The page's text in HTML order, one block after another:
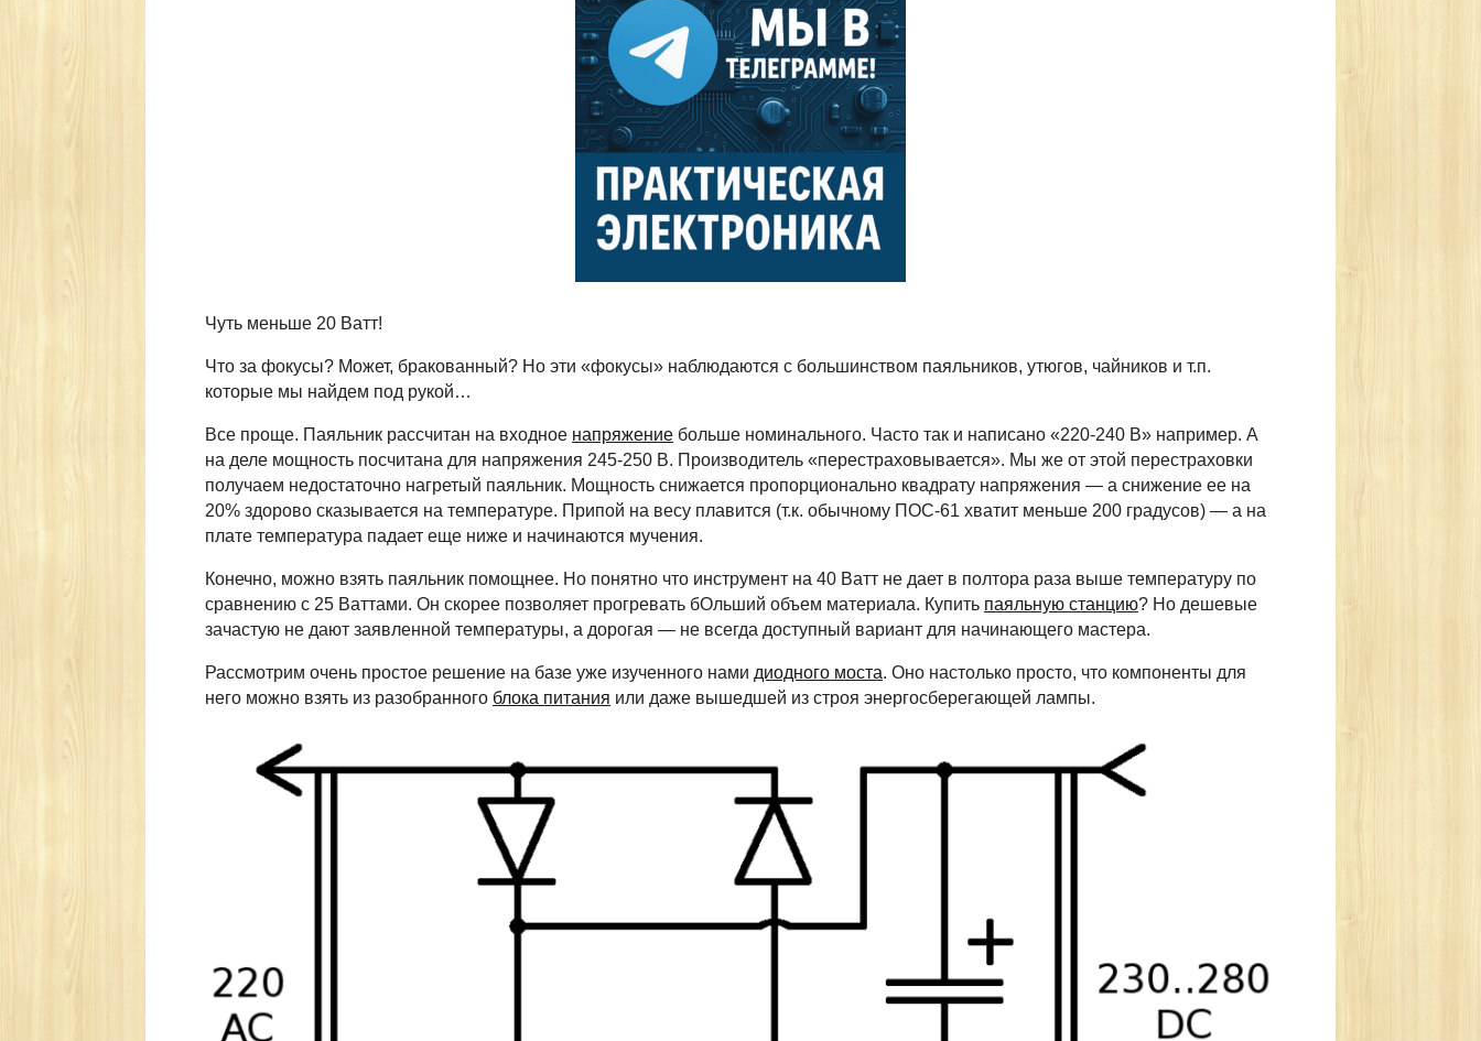
Чуть меньше 20 Ватт!
Что за фокусы? Может, бракованный? Но эти «фокусы» наблюдаются с большинством паяльников, утюгов, чайников и т.п.
которые мы найдем под рукой…
Все проще. Паяльник рассчитан на входное напряжение больше номинального. Часто так и написано «220-240 В» например. А
на деле мощность посчитана для напряжения 245-250 В. Производитель «перестраховывается». Мы же от этой перестраховки
получаем недостаточно нагретый паяльник. Мощность снижается пропорционально квадрату напряжения — а снижение ее на
20% здорово сказывается на температуре. Припой на весу плавится (т.к. обычному ПОС-61 хватит меньше 200 градусов) — а на
плате температура падает еще ниже и начинаются мучения.
Конечно, можно взять паяльник помощнее. Но понятно что инструмент на 40 Ватт не дает в полтора раза выше температуру по
сравнению с 25 Ваттами. Он скорее позволяет прогревать бОльший объем материала. Купить паяльную станцию? Но дешевые
зачастую не дают заявленной температуры, а дорогая — не всегда доступный вариант для начинающего мастера.
Рассмотрим очень простое решение на базе уже изученного нами диодного моста. Оно настолько просто, что компоненты для
него можно взять из разобранного блока питания или даже вышедшей из строя энергосберегающей лампы.